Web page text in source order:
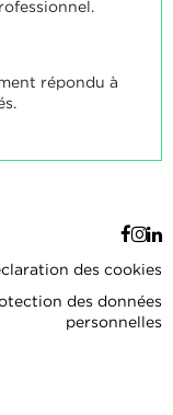
répondu à
des cookies
des données
personnelles